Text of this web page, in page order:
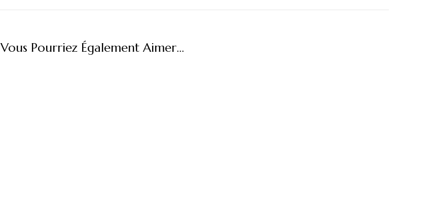
Vous Pourriez Également Aimer...